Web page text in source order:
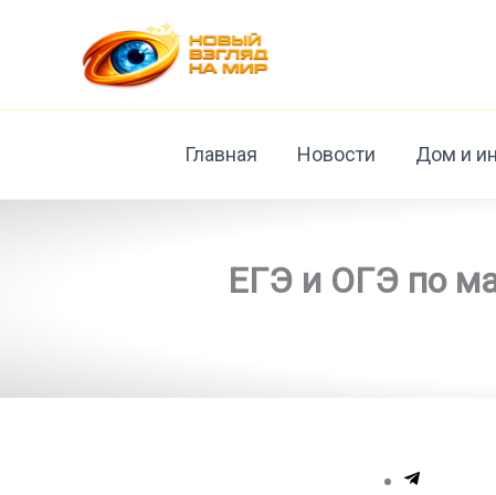
содержимому
Главная Новости Дом и
ЕГЭ и ОГЭ по